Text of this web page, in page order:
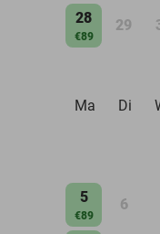
28
€89
29
Ma
Di
5
€89
6